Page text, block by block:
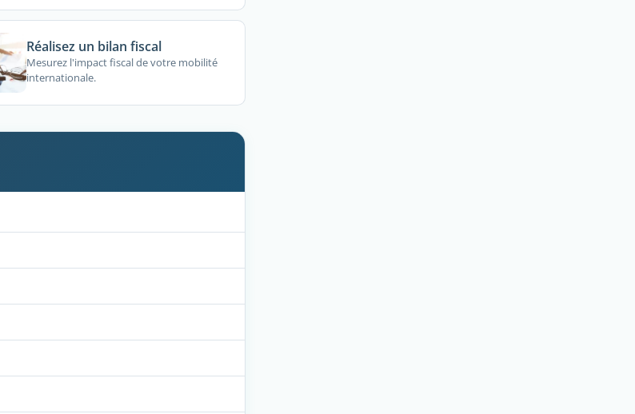
Réalisez un bilan fiscal
Mesurez l'impact fiscal de votre mobilité
internationale.